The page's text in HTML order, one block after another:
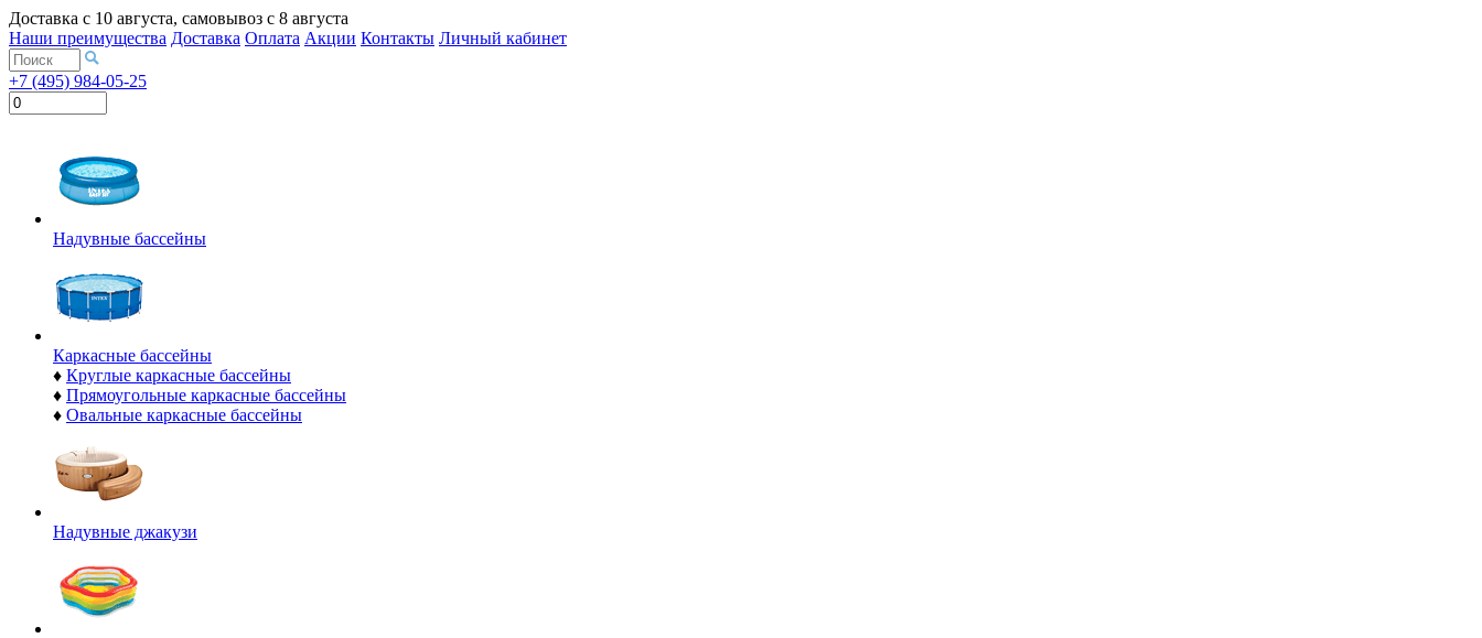
Доставка с 10 августа, самовывоз с 8 августа
Наши преимущества Доставка Оплата Акции Контакты Личный кабинет
+7 (495) 984-05-25
Надувные бассейны
Каркасные бассейны
♦ Круглые каркасные бассейны
♦ Прямоугольные каркасные бассейны
♦ Овальные каркасные бассейны
Надувные джакузи